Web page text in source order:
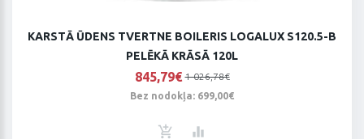
KARSTĀ ŪDENS TVERTNE BOILERIS LOGALUX S120.5-B
PELĒKĀ KRĀSĀ 120L
845,79€ 1 026,78€
Bez nodokļa: 699,00€